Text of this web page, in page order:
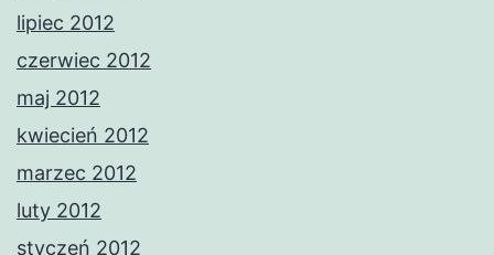
lipiec 2012
czerwiec 2012
maj 2012
kwiecień 2012
marzec 2012
luty 2012
styczeń 2012